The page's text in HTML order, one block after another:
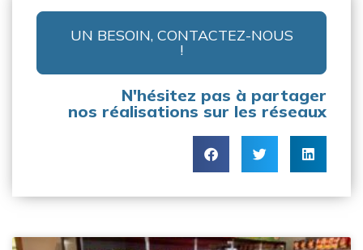
UN BESOIN, CONTACTEZ-NOUS
!
N'hésitez pas à partager
nos réalisations sur les réseaux